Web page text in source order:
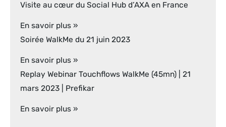
Visite au cœur du Social Hub d’AXA en France
En savoir plus »
Soirée WalkMe du 21 juin 2023
En savoir plus »
Replay Webinar Touchflows WalkMe (45mn) | 21
mars 2023 | Prefikar
En savoir plus »